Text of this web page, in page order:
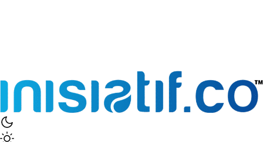
Inisiatif.co
Stay Connected Stay Informed